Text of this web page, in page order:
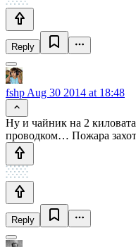
Reply
fshp Aug 30 2014 at 18:48
Ну и чайник на 2
проводком… Пожара
Reply